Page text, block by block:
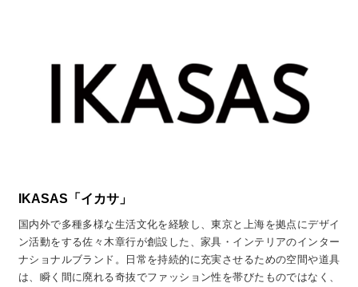
IKASAS「イカサ」
国内外で多種多様な生活文化を経験し、東京と上海を拠点にデザイ
ン活動をする佐々木章行が創設した、家具・インテリアのインター
ナショナルブランド。日常を持続的に充実させるための空間や道具
は、瞬く間に廃れる奇抜でファッション性を帯びたものではなく、